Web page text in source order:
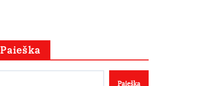
Paieška
Paieška